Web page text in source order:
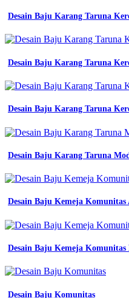
Desain Baju Karang Taruna
Desain Baju Karang Taruna
Desain Baju Karang Taruna
Desain Baju Karang Taruna
Desain Baju Kemeja
Desain Baju Kemeja
Desain Baju Komunitas